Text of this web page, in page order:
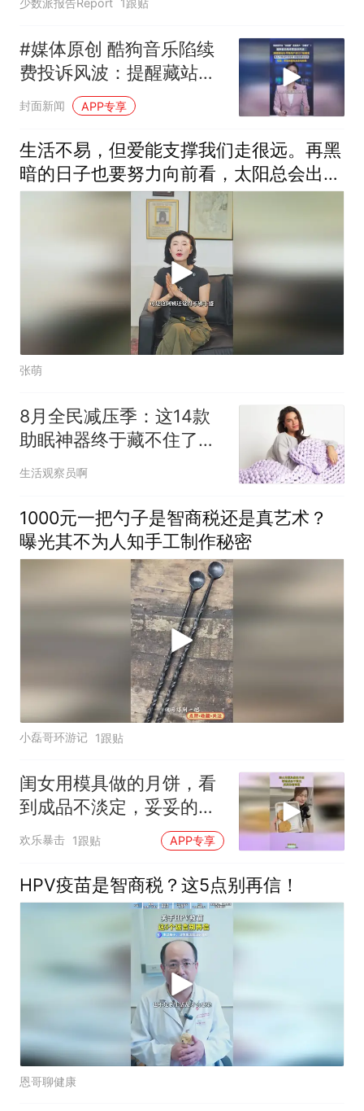
少数派报告Report 1跟贴
#媒体原创 酷狗音乐陷续
费投诉风波：提醒藏站
内、苹果用户退订门槛重
重。客服：卸载前要先关
自动续费
封面新闻 APP专享
生活不易，但爱能支撑我们走很远。再黑
暗的日子也要努力向前看，太阳总会出现
的
张萌
8月全民减压季：这14款
助眠神器终于藏不住了，
告别智商税
生活观察员啊
1000元一把勺子是智商税还是真艺术？
曝光其不为人知手工制作秘密
小磊哥环游记 1跟贴
闺女用模具做的月饼，看
到成品不淡定，妥妥的智
商税！
欢乐暴击 1跟贴 APP专享
HPV疫苗是智商税？这5点别再信！
恩哥聊健康